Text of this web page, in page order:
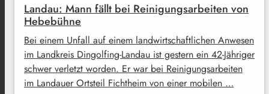
Landau: Mann fällt bei Reinigungsarbeiten von
Hebebühne
Bei einem Unfall auf einem landwirtschaftlichen Anwesen
im Landkreis Dingolfing-Landau ist gestern ein 42-Jähriger
schwer verletzt worden. Er war bei Reinigungsarbeiten
im Landauer Ortsteil Fichtheim von einer mobilen …